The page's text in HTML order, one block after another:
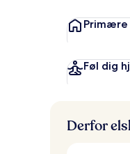
Føl dig
Derfor